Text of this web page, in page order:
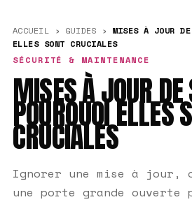
ACCUEIL › GUIDES › MISES À JOUR
ELLES SONT CRUCIALES
SÉCURITÉ & MAINTENANCE
MISES À JOUR
POURQUOI ELLES
CRUCIALES
Ignorer une mise à
une porte grande ouverte